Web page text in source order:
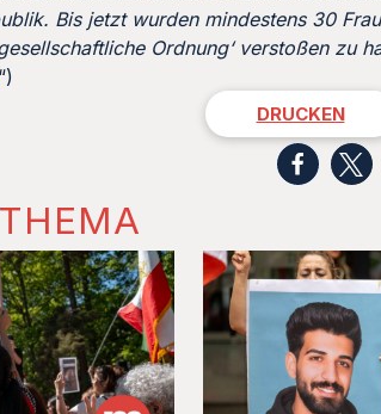
Bis jetzt wurden mindestens 30
Ordnung‘ verstoßen zu
“)
DRUCKEN